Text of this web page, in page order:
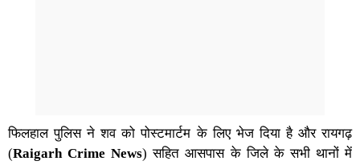
फिलहाल पुलिस नेशवको पोस्टमार्टम के लिए भेज दिया है और रायगढ़
(Raigarh Crime News) सहित आसपास के जिले के सभी थानों में